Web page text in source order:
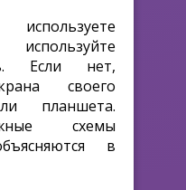
Если нет,
своего
планшета.
схемы
в